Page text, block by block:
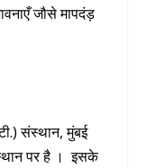
जौसे मापदंड़
संस्थान, मुंबई
स्थान पर है । इसके